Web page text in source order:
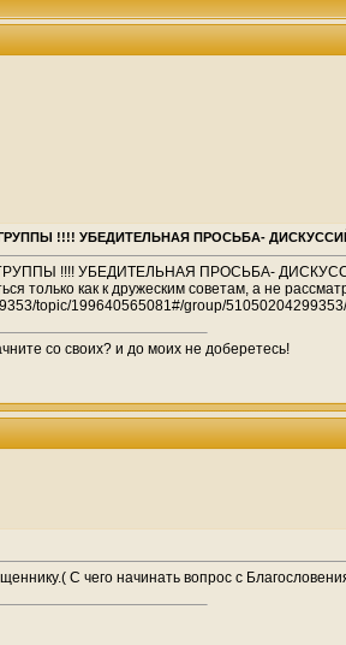
!!!! УБЕДИТЕЛЬНАЯ ПРОСЬБА-
!!!! УБЕДИТЕЛЬНАЯ ПРОСЬБА-
только как к дружеским советам, а не
topic/199640565081#/group/
со своих? и до моих не доберетесь!
С чего начинать вопрос с